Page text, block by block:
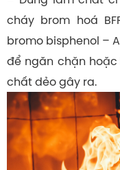
cháy brom hoá
bromo bisphenol –
để ngăn chặn
chất dẻo gây ra.